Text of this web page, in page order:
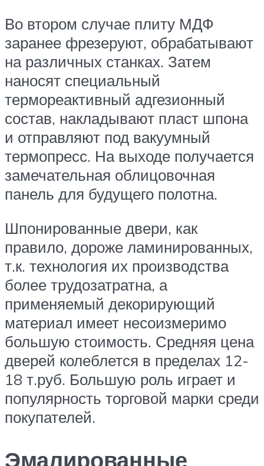
Во втором случае плиту МДФ
заранее фрезеруют, обрабатывают
на различных станках. Затем
наносят специальный
термореактивный адгезионный
состав, накладывают пласт шпона
и отправляют под вакуумный
термопресс. На выходе получается
замечательная облицовочная
панель для будущего полотна.
Шпонированные двери, как
правило, дороже ламинированных,
т.к. технология их производства
более трудозатратна, а
применяемый декорирующий
материал имеет несоизмеримо
большую стоимость. Средняя цена
дверей колеблется в пределах 12-
18 т.руб. Большую роль играет и
популярность торговой марки среди
покупателей.
Эмалированные